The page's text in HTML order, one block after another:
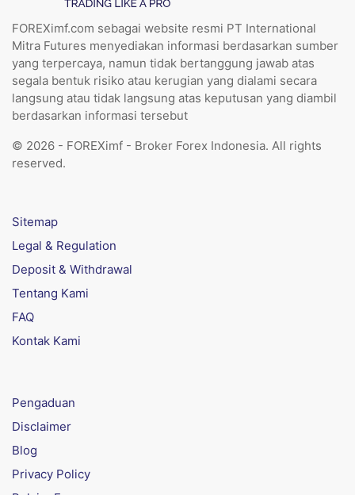
FOREXimf.com sebagai website resmi PT International
Mitra Futures menyediakan informasi berdasarkan sumber
yang terpercaya, namun tidak bertanggung jawab atas
segala bentuk risiko atau kerugian yang dialami secara
langsung atau tidak langsung atas keputusan yang diambil
berdasarkan informasi tersebut
© 2026 - FOREXimf - Broker Forex Indonesia. All rights
reserved.
Sitemap
Legal & Regulation
Deposit & Withdrawal
Tentang Kami
FAQ
Kontak Kami
Pengaduan
Disclaimer
Blog
Privacy Policy